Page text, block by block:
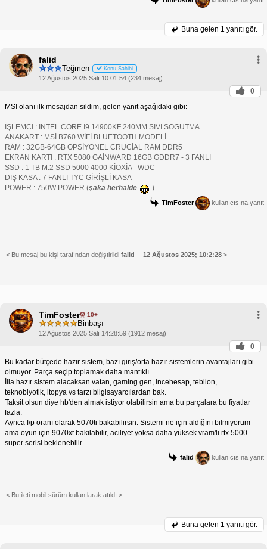
Buna gelen 1 yanıtı gör.
falid
Teğmen Konu Sahibi
12 Ağustos 2025 Salı 10:01:54 (234 mesaj)
0
MSI olanı ilk mesajdan sildim, gelen yanıt aşağıdaki gibi:
İŞLEMCİ : İNTEL CORE İ9 14900KF 240MM SIVI SOGUTMA
ANAKART : MSİ B760 WİFİ BLUETOOTH MODELİ
RAM : 32GB-64GB OPSİYONEL CRUCİAL RAM DDR5
EKRAN KARTI : RTX 5080 GAİNWARD 16GB GDDR7 - 3 FANLI
SSD : 1 TB M.2 SSD 5000 4000 KİOXİA - WDC
DIŞ KASA : 7 FANLI TYC GİRİŞLİ KASA
POWER : 750W POWER (şaka herhalde )
TimFoster kullanıcısına yanıt
< Bu mesaj bu kişi tarafından değiştirildi falid -- 12 Ağustos 2025; 10:2:28 >
TimFoster 10+
Binbaşı
12 Ağustos 2025 Salı 14:28:59 (1912 mesaj)
0
Bu kadar bütçede hazır sistem, bazı giriş/orta hazır sistemlerin avantajları gibi
olmuyor. Parça seçip toplamak daha mantıklı.
İlla hazır sistem alacaksan vatan, gaming gen, incehesap, tebilon,
teknobiyotik, itopya vs tarzı bilgisayarcılardan bak.
Taksit olsun diye hb'den almak istiyor olabilirsin ama bu parçalara bu fiyatlar
fazla.
Ayrıca f/p oranı olarak 5070ti bakabilirsin. Sistemi ne için aldığını bilmiyorum
ama oyun için 9070xt bakılabilir, aciliyet yoksa daha yüksek vram'li rtx 5000
super serisi beklenebilir.
falid kullanıcısına yanıt
< Bu ileti mobil sürüm kullanılarak atıldı >
Buna gelen 1 yanıtı gör.